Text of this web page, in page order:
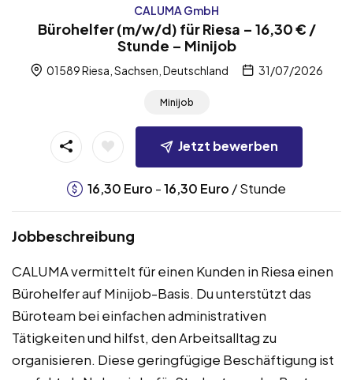
CALUMA GmbH
Bürohelfer (m/w/d) für Riesa – 16,30 € /
Stunde – Minijob
01589 Riesa, Sachsen, Deutschland 31/07/2026
Minijob
Jetzt bewerben
16,30 Euro -16,30 Euro / Stunde
Jobbeschreibung
CALUMA vermittelt für einen Kunden in Riesa einen
Bürohelfer auf Minijob-Basis. Du unterstützt das
Büroteam bei einfachen administrativen
Tätigkeiten und hilfst, den Arbeitsalltag zu
organisieren. Diese geringfügige Beschäftigung ist